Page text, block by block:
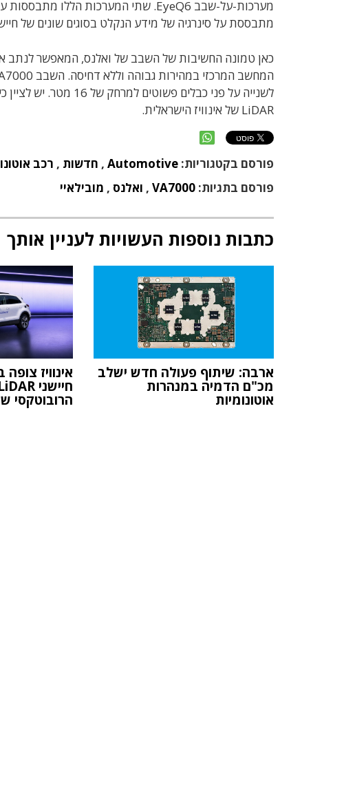
מתבססת על סינרגיה של מידע הנקלט בסוגים שונים של
כאן טמונה החשיבות של השבב של ואלנס, המאפשר לנתב
לשנייה על פני כבלים
LiDAR של אינוויז הישראלית.
פורסם בקטגוריות: Automotive
, חדשות , רכב
פורסם בתגיות: VA7000
, ואלנס , מובילאיי
כתבות נוספות העשויות לעניין אותך
ארבה: שיתוף פעולה חדש ישלב
מכ"ם הדמיה במנהרות
אוטונומיות הרובוטקסי